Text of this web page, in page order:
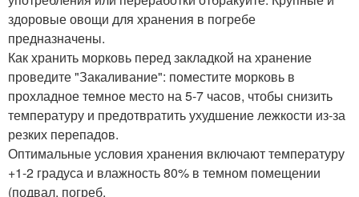
здоровые овощи для хранения в погребе
предназначены.
Как хранить морковь перед закладкой на хранение
проведите "Закаливание": поместите морковь в
прохладное темное место на 5-7 часов, чтобы снизить
температуру и предотвратить ухудшение лежкости из-за
резких перепадов.
Оптимальные условия хранения включают температуру
+1-2 градуса и влажность 80% в темном помещении
(подвал, погреб.